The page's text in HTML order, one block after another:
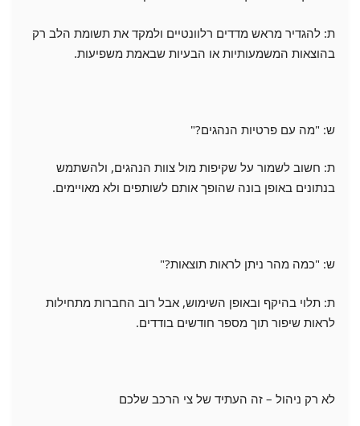
ת: להגדיר מראש מדדים רלוונטיים ולמקד את תשומת הלב רק
בהוצאות המשמעותיות או הבעיות שבאמת משפיעות.
ש: "מה עם פרטיות הנהגים?"
ת: חשוב לשמור על שקיפות מול צוות הנהגים, ולהשתמש
בנתונים באופן בונה שהופך אותם לשותפים ולא מאויימים.
ש: "כמה מהר ניתן לראות תוצאות?"
ת: תלוי בהיקף ובאופן השימוש, אבל רוב החברות מתחילות
לראות שיפור תוך מספר חודשים בודדים.
לא רק ניהול – זה העתיד של צי הרכב שלכם